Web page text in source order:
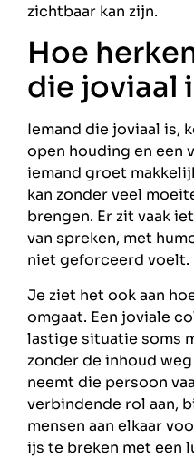
zichtbaar kan zijn.
Hoe
die joviaal
Iemand die joviaal is,
open houding en een
iemand groet
kan zonder veel
brengen. Er zit vaak
van spreken, met
niet geforceerd voelt.
Je ziet het ook aan
omgaat. Een joviale
lastige situatie soms
zonder de inhoud
neemt die persoon
verbindende rol aan,
mensen aan elkaar
ijs te breken met een